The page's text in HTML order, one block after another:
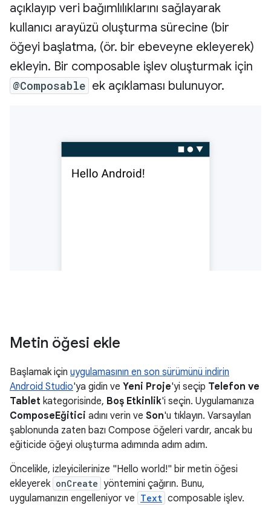
açıklayıp veri bağımlılıklarını sağlayarak
kullanıcı arayüzü oluşturma sürecine (bir
öğeyi başlatma, (ör. bir ebeveyne ekleyerek)
ekleyin. Bir composable işlev oluşturmak için
@Composable ek açıklaması bulunuyor.
Metin öğesi ekle
Başlamak için uygulamasının en son sürümünü indirin
Android Studio'ya gidin ve Yeni Proje'yi seçip Telefon ve
Tablet kategorisinde, Boş Etkinlik'i seçin. Uygulamanıza
ComposeEğitici adını verin ve Son'u tıklayın. Varsayılan
şablonunda zaten bazı Compose öğeleri vardır, ancak bu
eğiticide öğeyi oluşturma adımında adım adım.
Öncelikle, izleyicilerinize "Hello world!" bir metin öğesi
ekleyerek onCreate yöntemini çağırın. Bunu,
uygulamanızın engelleniyor ve Text composable işlev.